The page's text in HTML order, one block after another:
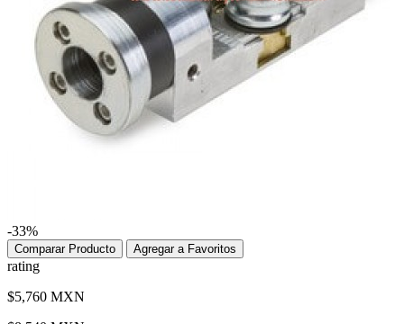
-33%
Comparar Producto Agregar a Favoritos
rating
$5,760 MXN